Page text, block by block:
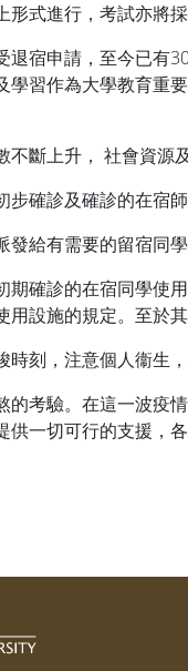
式進行，考試亦將
宿申請，至今已有
習作為大學教育重
斷上升， 社會資源
確診及確診的在宿
給有需要的留宿同
確診的在宿同學使
設施的規定。至於
刻，注意個人衞生
考驗。在這一波疫
一切可行的支援，各